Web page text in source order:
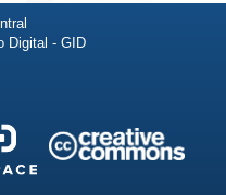
Digital - GID